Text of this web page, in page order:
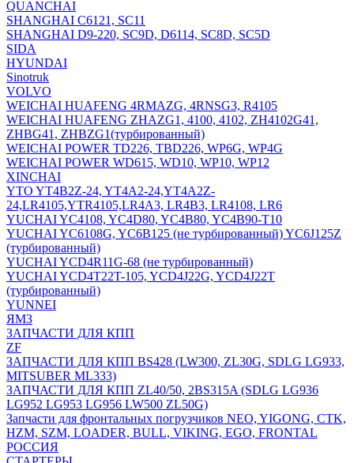
QUANCHAI
SHANGHAI C6121, SC11
SHANGHAI D9-220, SC9D, D6114, SC8D, SC5D
SIDA
HYUNDAI
Sinotruk
VOLVO
WEICHAI HUAFENG 4RMAZG, 4RNSG3, R4105
WEICHAI HUAFENG ZHAZG1, 4100, 4102, ZH4102G41,
ZHBG41, ZHBZG1(турбированный)
WEICHAI POWER TD226, TBD226, WP6G, WP4G
WEICHAI POWER WD615, WD10, WP10, WP12
XINCHAI
YTO YT4B2Z-24, YT4A2-24,YT4A2Z-
24,LR4105,YTR4105,LR4A3, LR4B3, LR4108, LR6
YUCHAI YC4108, YC4D80, YC4B80, YC4B90-T10
YUCHAI YC6108G, YC6B125 (не турбированный) YC6J125Z
(турбированный)
YUCHAI YCD4R11G-68 (не турбированный)
YUCHAI YCD4T22T-105, YCD4J22G, YCD4J22T
(турбированный)
YUNNEI
ЯМЗ
ЗАПЧАСТИ ДЛЯ КПП
ZF
ЗАПЧАСТИ ДЛЯ КПП BS428 (LW300, ZL30G, SDLG LG933,
MITSUBER ML333)
ЗАПЧАСТИ ДЛЯ КПП ZL40/50, 2BS315A (SDLG LG936
LG952 LG953 LG956 LW500 ZL50G)
Запчасти для фронтальных погрузчиков NEO, YIGONG, CTK,
HZM, SZM, LOADER, BULL, VIKING, EGO, FRONTAL
РОССИЯ